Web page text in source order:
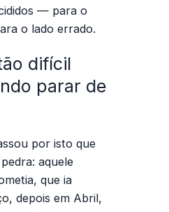
— para o
o lado errado.
difícil
parar de
por isto que
aquele
que ia
depois em Abril,